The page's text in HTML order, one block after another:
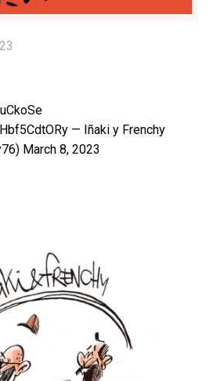
— Iñaki y Frenchy
March 8, 2023